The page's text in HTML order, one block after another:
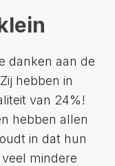
danken aan de
hebben in
van 24%!
hebben allen
in dat hun
mindere